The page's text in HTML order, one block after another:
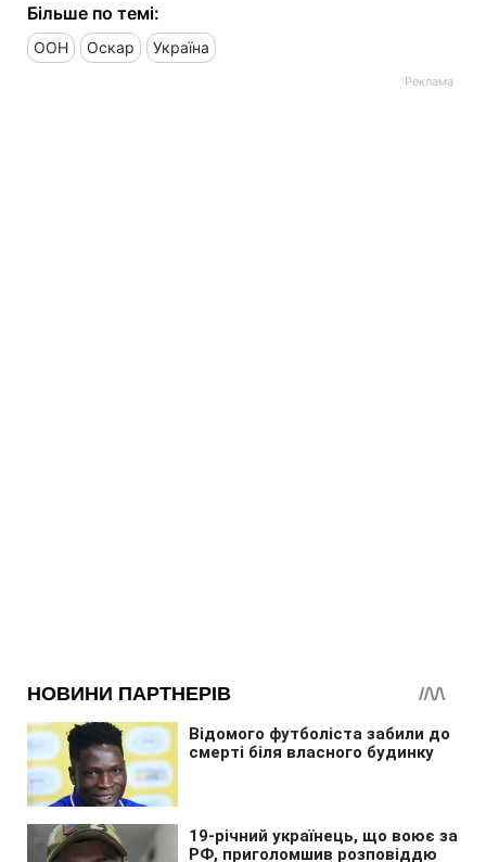
Більше по темі:
ООН Оскар Україна